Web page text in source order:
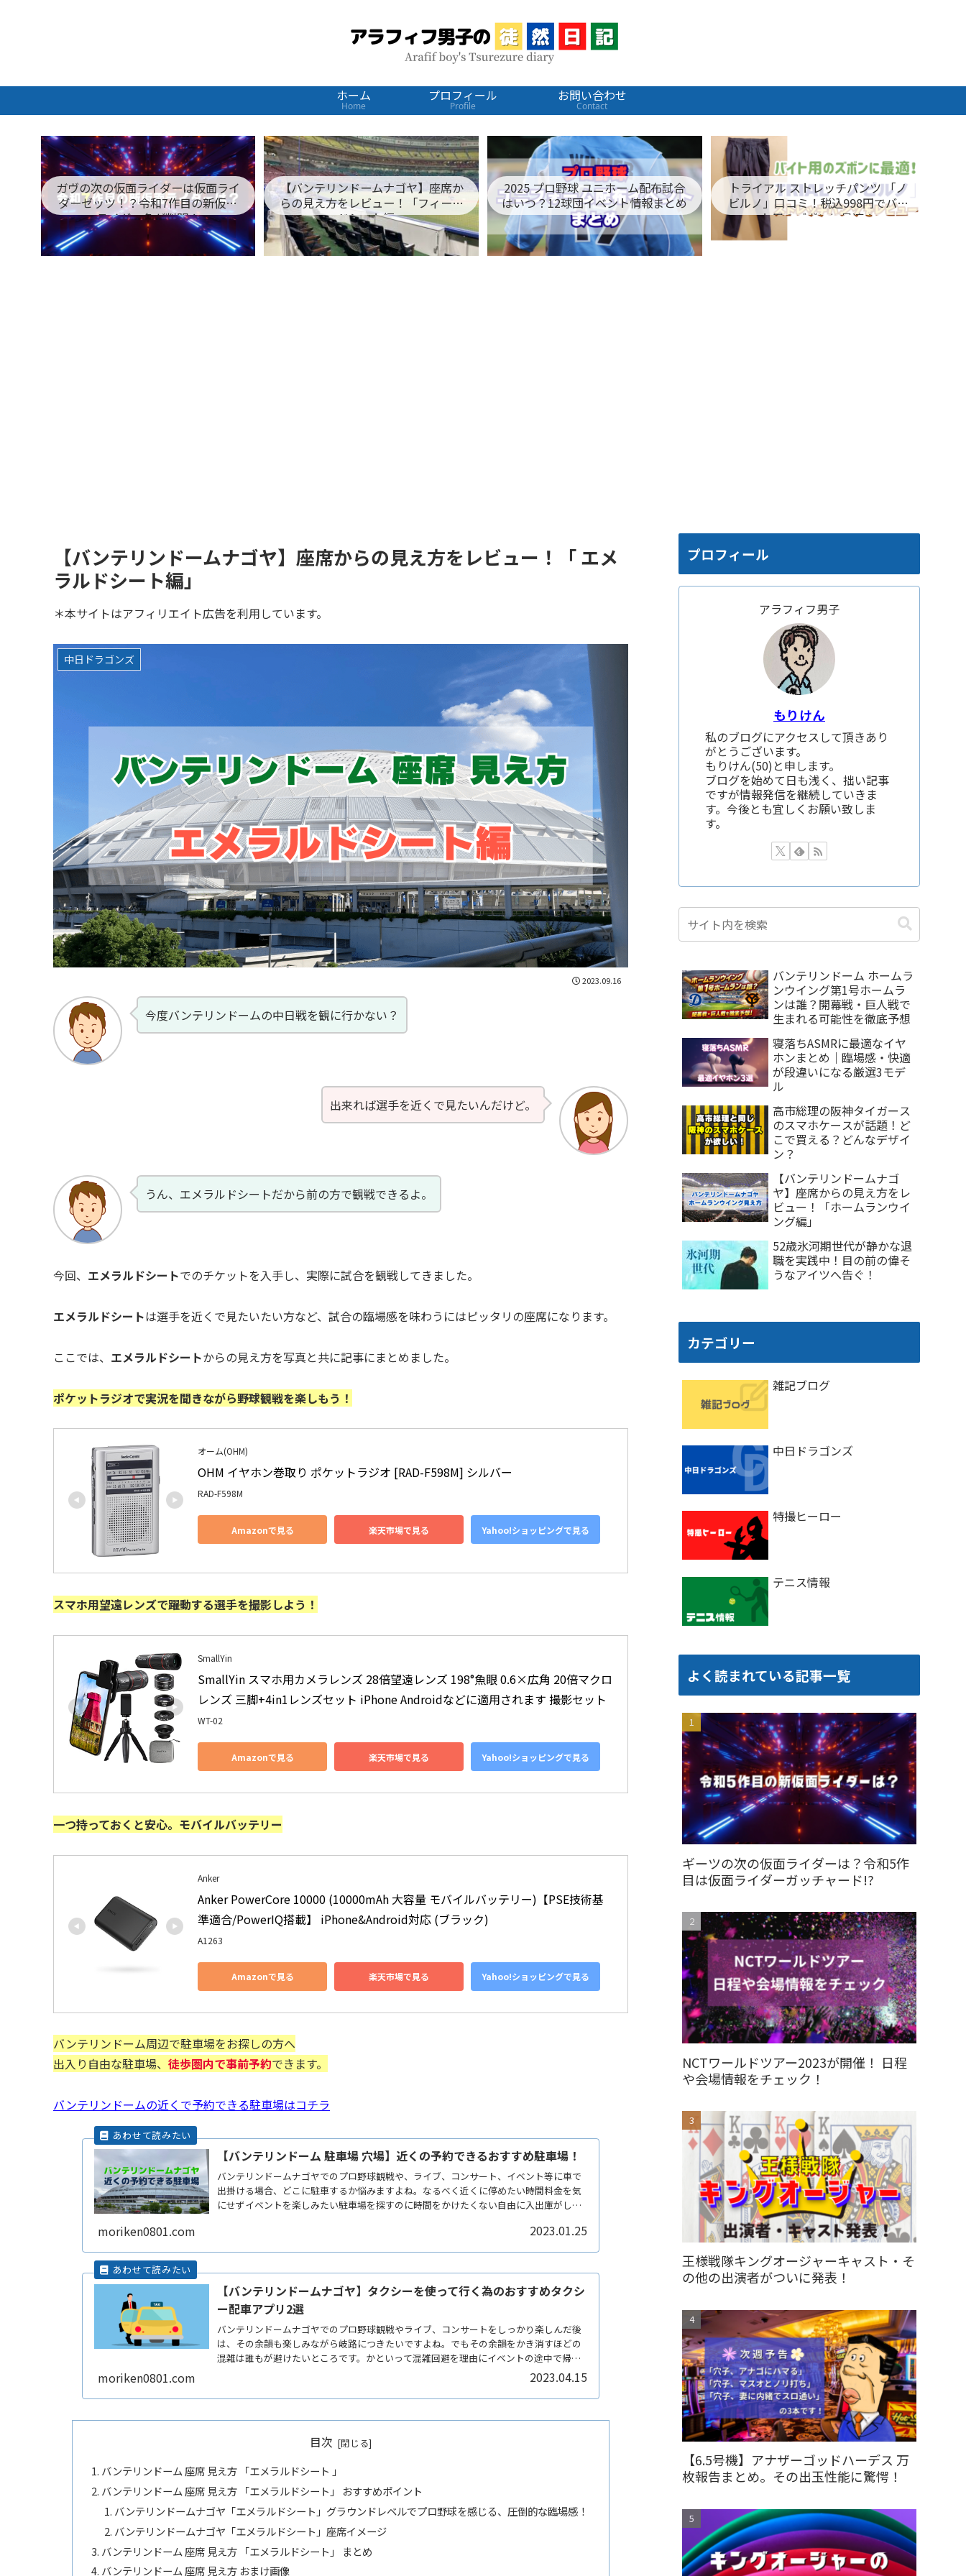
ホーム
Home
プロフィール
Profile
お問い合わせ
Contact
ガヴの次の仮面ライダーは仮面ライ
ダーゼッツ！？令和7作目の新仮面
ライダー名が判明！
【バンテリンドームナゴヤ】座席か
らの見え方をレビュー！「フィール
ドシート編」
2025 プロ野球 ユニホーム配布試合
はいつ？12球団イベント情報まとめ
トライアル ストレッチパンツ 「ノ
ビルノ」口コミ！税込998円でバイ
ト用のズボンに最適！
【バンテリンドームナゴヤ】座席からの見え方をレビュー！「 エメ
ラルドシート編」
＊本サイトはアフィリエイト広告を利用しています。
中日ドラゴンズ
2023.09.16
今度バンテリンドームの中日戦を観に行かない？
出来れば選手を近くで見たいんだけど。
うん、エメラルドシートだから前の方で観戦できるよ。
今回、 エメラルドシートでのチケットを入手し、実際に試合を観戦してきました。
エメラルドシートは選手を近くで見たいたい方など、試合の臨場感を味わうにはピッタリの座席になります。
ここでは、 エメラルドシートからの見え方を写真と共に記事にまとめました。
ポケットラジオで実況を聞きながら野球観戦を楽しもう！
オーム(OHM)
OHM イヤホン巻取り ポケットラジオ [RAD-F598M] シルバー
RAD-F598M
Amazonで見る 楽天市場で見る Yahoo!ショッピングで見る
スマホ用望遠レンズで躍動する選手を撮影しよう！
SmallYin
SmallYin スマホ用カメラレンズ 28倍望遠レンズ 198°魚眼 0.6×広角 20倍マクロ
レンズ 三脚+4in1レンズセット iPhone Androidなどに適用されます 撮影セット
WT-02
Amazonで見る 楽天市場で見る Yahoo!ショッピングで見る
一つ持っておくと安心。モバイルバッテリー
Anker
Anker PowerCore 10000 (10000mAh 大容量 モバイルバッテリー)【PSE技術基
準適合/PowerIQ搭載】 iPhone&Android対応 (ブラック)
A1263
Amazonで見る 楽天市場で見る Yahoo!ショッピングで見る
バンテリンドーム周辺で駐車場をお探しの方へ
出入り自由な駐車場、 徒歩圏内で事前予約できます。
バンテリンドームの近くで予約できる駐車場はコチラ
【バンテリンドーム 駐車場 穴場】近くの予約できるおすすめ駐車場！
バンテリンドームナゴヤでのプロ野球観戦や、ライブ、コンサート、イベント等に車で
出掛ける場合、どこに駐車するか悩みますよね。なるべく近くに停めたい時間料金を気
にせずイベントを楽しみたい駐車場を探すのに時間をかけたくない自由に入出庫がした
moriken0801.com 2023.01.25
【バンテリンドームナゴヤ】タクシーを使って行く為のおすすめタクシ
ー配車アプリ2選
バンテリンドームナゴヤでのプロ野球観戦やライブ、コンサートをしっかり楽しんだ後
は、その余韻も楽しみながら岐路につきたいですよね。でもその余韻をかき消すほどの
混雑は誰もが避けたいところです。かといって混雑回避を理由にイベントの途中で帰り
moriken0801.com 2023.04.15
目次
バンテリンドーム 座席 見え方 「エメラルドシート 」
バンテリンドーム 座席 見え方 「エメラルドシート」 おすすめポイント
バンテリンドームナゴヤ「エメラルドシート」グラウンドレベルでプロ野球を感じる、圧倒的な臨場感！
バンテリンドームナゴヤ「エメラルドシート」座席イメージ
バンテリンドーム 座席 見え方 「エメラルドシート」 まとめ
バンテリンドーム 座席 見え方 おまけ画像
プロフィール
アラフィフ男子
もりけん
私のブログにアクセスして頂きあり
がとうございます。
もりけん(50)と申します。
ブログを始めて日も浅く、拙い記事
ですが情報発信を継続していきま
す。今後とも宜しくお願い致しま
す。
バンテリンドーム ホームラ
ンウイング第1号ホームラ
ンは誰？開幕戦・巨人戦で
生まれる可能性を徹底予想
寝落ちASMRに最適なイヤ
ホンまとめ｜臨場感・快適
が段違いになる厳選3モデ
ル
高市総理の阪神タイガース
のスマホケースが話題！ど
こで買える？どんなデザイ
ン？
【バンテリンドームナゴ
ヤ】座席からの見え方をレ
ビュー！「ホームランウイ
ング編」
52歳氷河期世代が静かな退
職を実践中！目の前の偉そ
うなアイツへ告ぐ！
カテゴリー
雑記ブログ
中日ドラゴンズ
特撮ヒーロー
テニス情報
よく読まれている記事一覧
ギーツの次の仮面ライダーは？令和5作
目は仮面ライダーガッチャード!?
NCTワールドツアー2023が開催！ 日程
や会場情報をチェック！
王様戦隊キングオージャーキャスト・そ
の他の出演者がついに発表！
【6.5号機】アナザーゴッドハーデス 万
枚報告まとめ。その出玉性能に驚愕！